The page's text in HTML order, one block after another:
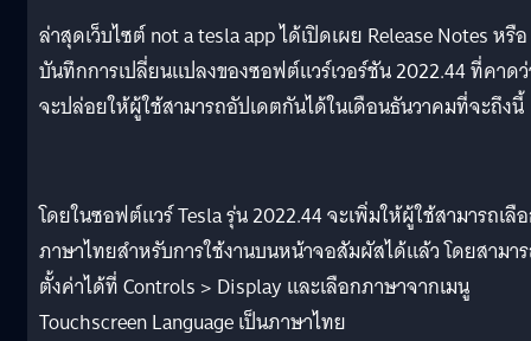
ล่าสุดเว็บไซต์ not a tesla app ได้เปิดเผย Release Notes หรือ
บันทึกการเปลี่ยนแปลงของซอฟต์แวร์เวอร์ชัน 2022.44 ที่คาด
จะปล่อยให้ผู้ใช้สามารถอัปเดตกันได้ในเดือนธันวาคมที่จะถึงนี้
โดยในซอฟต์แวร์ Tesla รุ่น 2022.44 จะเพิ่มให้ผู้ใช้สามารถเลื
ภาษาไทยสำหรับการใช้งานบนหน้าจอสัมผัสได้แล้ว โดยสามา
ตั้งค่าได้ที่ Controls > Display และเลือกภาษาจากเมนู
Touchscreen Language เป็นภาษาไทย